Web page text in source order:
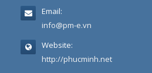
Email:
info@pm-e.vn
Website:
http://phucminh.net